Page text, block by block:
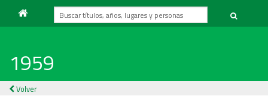
1959
Volver